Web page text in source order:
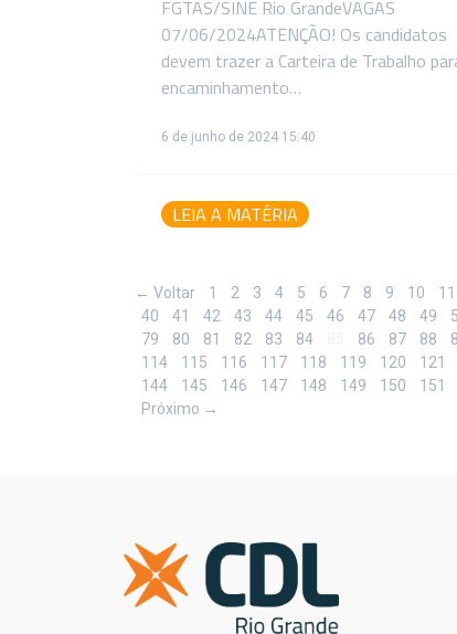
FGTAS/SINE Rio GrandeVAGAS
07/06/2024ATENÇÃO! Os candidatos
devem trazer a Carteira de Trabalho
encaminhamento…
6 de junho de 2024 15:40
LEIA A MATÉRIA
← Voltar 1 2 3 4 5 6 7 8 9 10 11
40
41 42 43 44 45 46 47 48 49
79
80 81 82 83 84 86 87 88
114
115 116 117 118 119 120 121
144
145 146 147 148 149 150 151
Próximo →